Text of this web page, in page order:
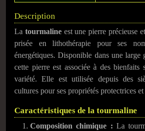
Description
La tourmalineest une pierre précieuse
prisée en lithothérapie pour ses
énergétiques. Disponible dans une large
cette pierre est associée à des bienfaits
variété. Elle est utilisée depuis des
cultures pour ses propriétés protectrices
Caractéristiques de la tourmaline
Composition chimique : La